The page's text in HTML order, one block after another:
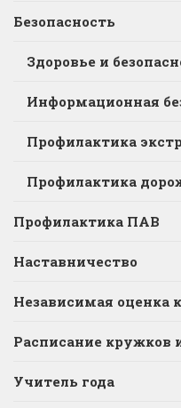
Безопасность
Здоровье и
Информационная
Профилактика
Профилактика
Профилактика ПАВ
Наставничество
Независимая оценка
Расписание кружков
Учитель года